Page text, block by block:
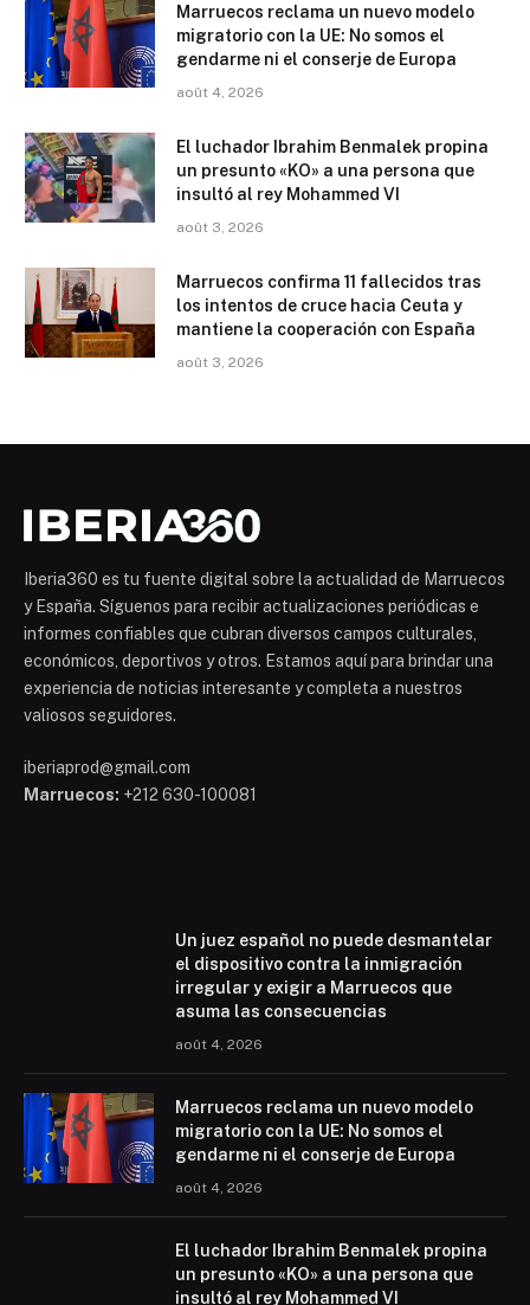
Marruecos reclama un nuevo modelo
migratorio con la UE: No somos el
gendarme ni el conserje de Europa
août 4, 2026
El luchador Ibrahim Benmalek propina
un presunto «KO» a una persona que
insultó al rey Mohammed VI
août 3, 2026
Marruecos confirma 11 fallecidos tras
los intentos de cruce hacia Ceuta y
mantiene la cooperación con España
août 3, 2026
Iberia360 es tu fuente digital sobre la actualidad de Marruecos
y España. Síguenos para recibir actualizaciones periódicas e
informes confiables que cubran diversos campos culturales,
económicos, deportivos y otros. Estamos aquí para brindar una
experiencia de noticias interesante y completa a nuestros
valiosos seguidores.
iberiaprod@gmail.com
Marruecos: +212 630-100081
Un juez español no puede desmantelar
el dispositivo contra la inmigración
irregular y exigir a Marruecos que
asuma las consecuencias
août 4, 2026
Marruecos reclama un nuevo modelo
migratorio con la UE: No somos el
gendarme ni el conserje de Europa
août 4, 2026
El luchador Ibrahim Benmalek propina
un presunto «KO» a una persona que
insultó al rey Mohammed VI